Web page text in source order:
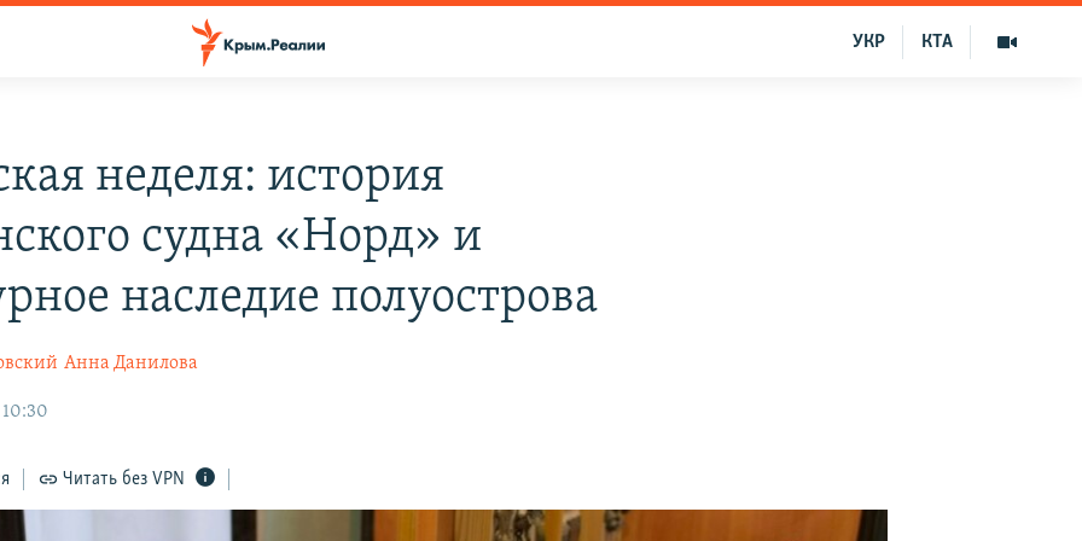
КТА
УКР
неделя: история
судна «Норд» и
наследие полуострова
Анна Данилова
Читать без VPN